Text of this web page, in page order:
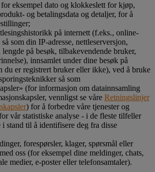
eksempel dato og klokkeslett for kjøp,
og betalingsdata og detaljer, for å
på internett (f.eks., online-
som din IP-adresse, nettleserversjon,
lengde på besøk, tilbakevendende bruker,
innsamlet under dine besøk på
du er registrert bruker eller ikke), ved å bruke
så som
(for informasjon om datainnsamling
vennligst se våre Retningslinjer
) for å forbedre våre tjenester og
vår statistiske analyse - i de fleste tilfeller
til å identifisere deg fra disse
forespørsler, klager, spørsmål eller
oss (for eksempel dine meldinger, chats,
medier, e-poster eller telefonsamtaler).